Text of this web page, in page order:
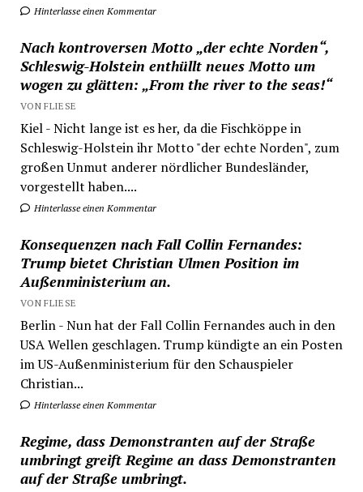
Hinterlasse einen Kommentar
Nach kontroversen Motto „der echte Norden“,
Schleswig-Holstein enthüllt neues Motto um
wogen zu glätten: „From the river to the seas!“
VON FLIESE
Kiel - Nicht lange ist es her, da die Fischköppe in
Schleswig-Holstein ihr Motto "der echte Norden", zum
großen Unmut anderer nördlicher Bundesländer,
vorgestellt haben....
Hinterlasse einen Kommentar
Konsequenzen nach Fall Collin Fernandes:
Trump bietet Christian Ulmen Position im
Außenministerium an.
VON FLIESE
Berlin - Nun hat der Fall Collin Fernandes auch in den
USA Wellen geschlagen. Trump kündigte an ein Posten
im US-Außenministerium für den Schauspieler
Christian...
Hinterlasse einen Kommentar
Regime, dass Demonstranten auf der Straße
umbringt greift Regime an dass Demonstranten
auf der Straße umbringt.